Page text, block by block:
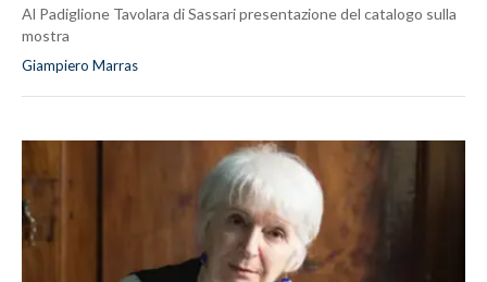
Al Padiglione Tavolara di Sassari presentazione del catalogo sulla
mostra
Giampiero Marras